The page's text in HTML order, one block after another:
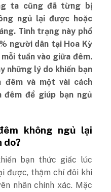
ta cũng đã từng bị
ngủ lại được hoặc
Tình trạng này phổ
người dân tại Hoa Kỳ
tuần vào giữa đêm.
những lý do khiến bạn
đêm và một vài cách
để giúp bạn ngủ
không ngủ lại
do?
bạn thức giấc lúc
được, thậm chí đôi khi
nhân chính xác. Mặc